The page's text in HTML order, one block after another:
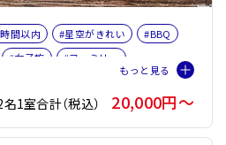
間以内 #星空がきれい
#BBQ
#女子旅
#ファミリー
名1室合計（税込） 20,000円〜